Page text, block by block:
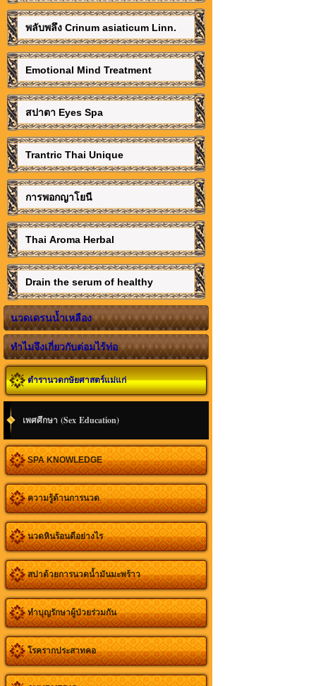
พลับพลึง Crinum asiaticum Linn.
Emotional Mind Treatment
สปาตา Eyes Spa
Trantric Thai Unique
การพอกญาโยนี
Thai Aroma Herbal
Drain the serum of healthy
นวดเดรนน้ำเหลือง
ทำไมจึงเกี่ยวกับต่อมไร้ท่อ
ตำรานวดกษัยศาสตร์แม่แก่
เพศศึกษา (Sex Education)
SPA KNOWLEDGE
ความรู้ด้านการนวด
นวดหินร้อนดีอย่างไร
สปาด้วยการนวดน้ำมันมะพร้าว
ทำบุญรักษาผู้ป่วยร่วมกัน
โรครากประสาทคอ